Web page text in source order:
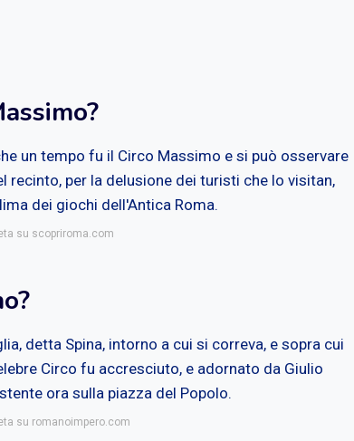
un tempo fu il Circo Massimo e si può osservare
per la delusione dei turisti che lo visitan,
dei giochi dell'Antica Roma.
su scopriroma.com
detta Spina, intorno a cui si correva, e sopra cui
Circo fu accresciuto, e adornato da Giulio
ora sulla piazza del Popolo.
su romanoimpero.com